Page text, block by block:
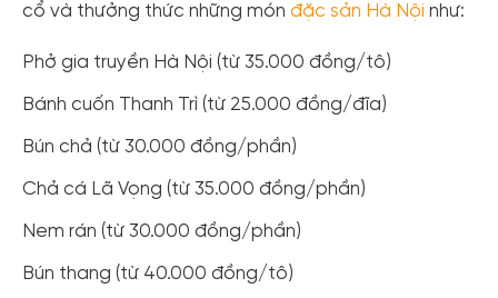
cổ và thưởng thức những món đặc sản Hà Nội như:
Phở gia truyền Hà Nội (từ 35.000 đồng/tô)
Bánh cuốn Thanh Trì (từ 25.000 đồng/đĩa)
Bún chả (từ 30.000 đồng/phần)
Chả cá Lã Vọng (từ 35.000 đồng/phần)
Nem rán (từ 30.000 đồng/phần)
Bún thang (từ 40.000 đồng/tô)